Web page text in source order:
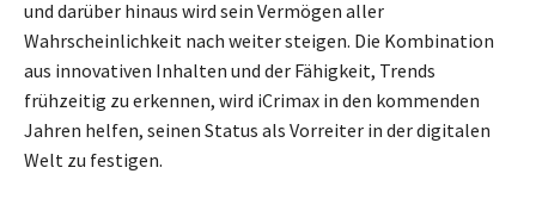
und darüber hinaus wird sein Vermögen aller
Wahrscheinlichkeit nach weiter steigen. Die Kombination
aus innovativen Inhalten und der Fähigkeit, Trends
frühzeitig zu erkennen, wird iCrimax in den kommenden
Jahren helfen, seinen Status als Vorreiter in der digitalen
Welt zu festigen.